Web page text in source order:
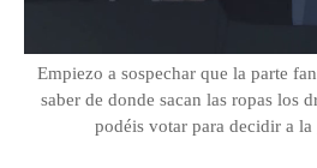
Empiezo a sospechar que la parte
saber de donde sacan las ropas los
podéis votar para decidir a